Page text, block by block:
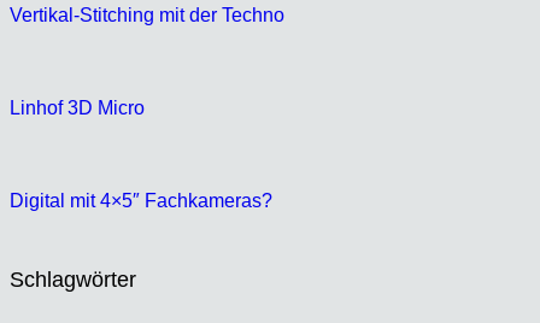
Vertikal-Stitching mit der Techno
Linhof 3D Micro
Digital mit 4×5″ Fachkameras?
Schlagwörter